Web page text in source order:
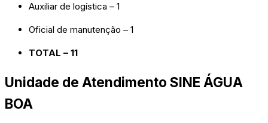
Auxiliar de logística – 1
Oficial de manutenção – 1
TOTAL – 11
Unidade de Atendimento SINE ÁGUA
BOA